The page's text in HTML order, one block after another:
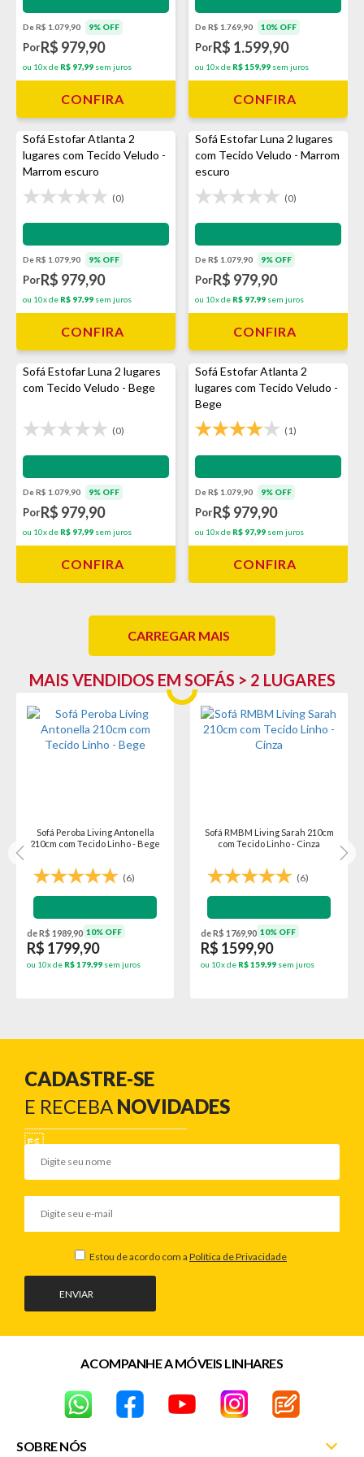
De R$ 1.079,90 9% OFF
PorR$ 979,90
ou 10x de R$ 97,99 sem juros
CONFIRA
De R$ 1.769,90 10% OFF
PorR$ 1.599,90
ou 10x de R$ 159,99 sem juros
CONFIRA
Sofá Estofar Atlanta 2
lugares com Tecido Veludo -
Marrom escuro
(0)
Impermeabilização - VEDA
De R$ 1.079,90 9% OFF
PorR$ 979,90
ou 10x de R$ 97,99 sem juros
CONFIRA
Sofá Estofar Luna 2 lugares
com Tecido Veludo - Marrom
escuro
(0)
Impermeabilização - VEDA
De R$ 1.079,90 9% OFF
PorR$ 979,90
ou 10x de R$ 97,99 sem juros
CONFIRA
Sofá Estofar Luna 2 lugares
com Tecido Veludo - Bege
(0)
Impermeabilização - VEDA
De R$ 1.079,90 9% OFF
PorR$ 979,90
ou 10x de R$ 97,99 sem juros
CONFIRA
Sofá Estofar Atlanta 2
lugares com Tecido Veludo -
Bege
(1)
Impermeabilização - VEDA
De R$ 1.079,90 9% OFF
PorR$ 979,90
ou 10x de R$ 97,99 sem juros
CONFIRA
CARREGAR MAIS
MAIS VENDIDOS EM SOFÁS > 2 LUGARES
Sofá Peroba Living Antonella
210cm com Tecido Linho - Bege
(6)
de R$ 1989,90 10% OFF
R$ 1799,90
ou 10x de R$ 179,99 sem juros
Sofá RMBM Living Sarah 210cm
com Tecido Linho - Cinza
(6)
de R$ 1769,90 10% OFF
R$ 1599,90
ou 10x de R$ 159,99 sem juros
CADASTRE-SE
E RECEBA NOVIDADES
ENVIAR
Estou de acordo com a Política de Privacidade
SOBRE NÓS
ACOMPANHE A MÓVEIS LINHARES